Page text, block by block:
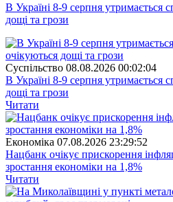
В Україні 8-9 серпня утримається
дощі та грози
Суспiльство 08.08.2026 00:02:04
В Україні 8-9 серпня утримається
дощі та грози
Читати
Економіка 07.08.2026 23:29:52
Нацбанк очікує прискорення
зростання економіки на 1,8%
Читати